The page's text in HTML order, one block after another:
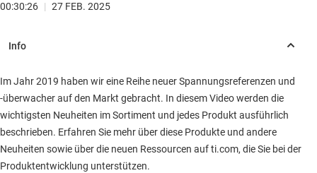
00:30:26 | 27 FEB. 2025
Im Jahr 2019 haben wir eine Reihe neuer Spannungsreferenzen und
-überwacher auf den Markt gebracht. In diesem Video werden die
wichtigsten Neuheiten im Sortiment und jedes Produkt ausführlich
beschrieben. Erfahren Sie mehr über diese Produkte und andere
Neuheiten sowie über die neuen Ressourcen auf ti.com, die Sie bei der
Produktentwicklung unterstützen.